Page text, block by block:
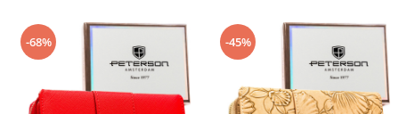
2653 NAV
-68% -45%